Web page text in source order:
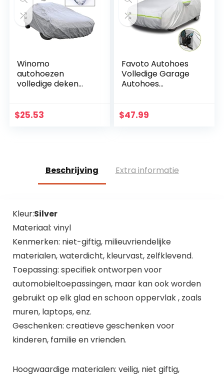
Winomo
autohoezen
volledige deken
buiten ademend –
$25.53
Favoto Autohoes
Volledige Garage
Autohoes
Waterdichte
$47.99
Beschrijving Extra informatie
Kleur:Silver
Materiaal: vinyl
Kenmerken: niet-giftig, milieuvriendelijke
materialen, waterdicht, kleurvast, zelfklevend.
Toepassing: specifiek ontworpen voor
automobieltoepassingen, maar kan ook worden
gebruikt op elk glad en schoon oppervlak , zoals
muren, laptops, enz.
Geschenken: creatieve geschenken voor
kinderen, familie en vrienden.
Hoogwaardige materialen: veilig, niet giftig,